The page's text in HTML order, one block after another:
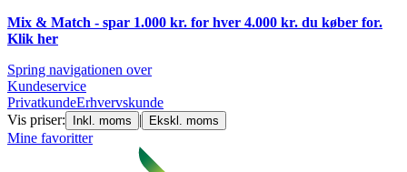
Mix & Match - spar 1.000 kr. for hver 4.000 kr. du køber for.
Klik her
Spring navigationen over
Kundeservice
PrivatkundeErhvervskunde
Vis priser:
Inkl. moms | Ekskl. moms
Mine favoritter